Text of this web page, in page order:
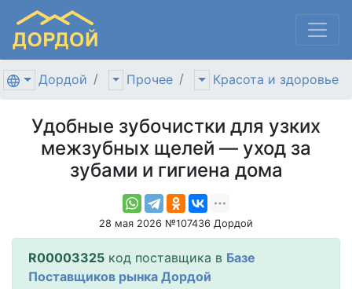
Дордой Прочее Красота и здоровье
Удобные зубочистки для узких
межзубных щелей — уход за
зубами и гигиена дома
28 мая 2026 №107436 Дордой
R00003325 код поставщика в Базе
Поставщиков рынка Дордой